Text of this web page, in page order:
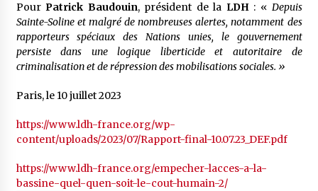
PourPatrick Baudouin, président de la LDH: «Depuis
Sainte-Soline et malgré de nombreuses alertes, notamment des
rapporteurs spéciaux des Nations unies, le gouvernement
persiste dans une logique liberticide et autoritaire de
criminalisation et de répression des mobilisations sociales. »
Paris, le 10 juillet 2023
https://www.ldh-france.org/wp-
content/uploads/2023/07/Rapport-final-10.07.23_DEF.pdf
https://www.ldh-france.org/empecher-lacces-a-la-
bassine-quel-quen-soit-le-cout-humain-2/